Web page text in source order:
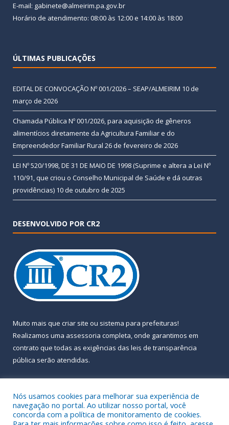
E-mail: gabinete@almeirim.pa.gov.br
Horário de atendimento: 08:00 às 12:00 e 14:00 às 18:00
ÚLTIMAS PUBLICAÇÕES
EDITAL DE CONVOCAÇÃO Nº 001/2026 – SEAP/ALMEIRIM 10 de
março de 2026
Chamada Pública Nº 001/2026, para aquisição de gêneros
alimentícios diretamente da Agricultura Familiar e do
Empreendedor Familiar Rural 26 de fevereiro de 2026
LEI Nº 520/1998, DE 31 DE MAIO DE 1998 (Suprime e altera a Lei Nº
110/91, que criou o Conselho Municipal de Saúde e dá outras
providências) 10 de outubro de 2025
DESENVOLVIDO POR CR2
Muito mais que criar site ou sistema para prefeituras!
Realizamos uma assessoria completa, onde garantimos em
contrato que todas as exigências das leis de transparência
pública serão atendidas.
Nós usamos cookies para melhorar sua experiência de
navegação no portal. Ao utilizar nosso portal, você
concorda com a política de monitoramento de cookies.